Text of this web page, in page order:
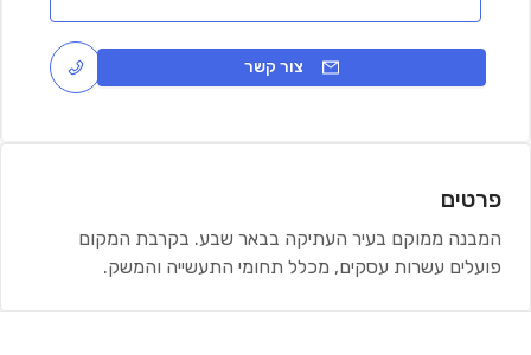
צור קשר
פרטים
המבנה ממוקם בעיר העתיקה בבאר שבע. בקרבת המקום
פועלים עשרות עסקים, מכלל תחומי התעשייה והמשק.